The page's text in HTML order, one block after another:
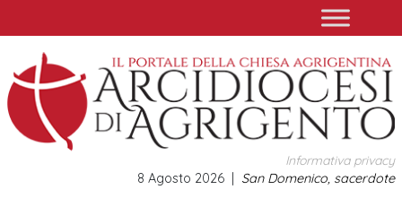
to
content
Informativa privacy
San Domenico, sacerdote
8 Agosto 2026